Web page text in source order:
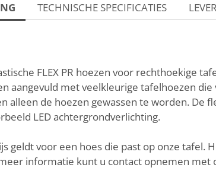
TECHNISCHE SPECIFICATIES
FLEX PR hoezen voor rechthoekige
aangevuld met veelkleurige tafelhoezen
alleen de hoezen gewassen te worden. De
LED achtergrondverlichting.
geldt voor een hoes die past op onze
informatie kunt u contact opnemen met